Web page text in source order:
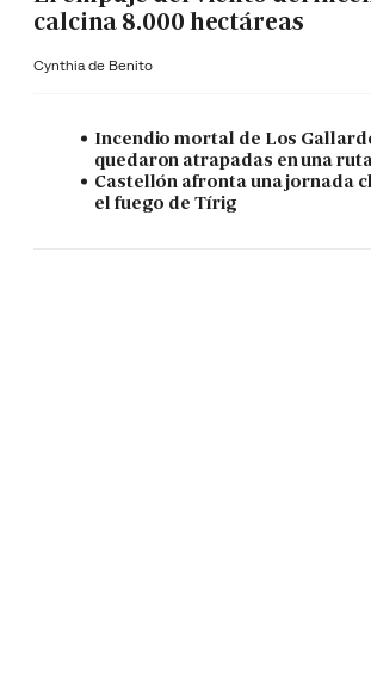
calcina 8.000 hectáreas
Cynthia de Benito
Incendio mortal de Los
quedaron atrapadas en una
Castellón afronta una jornada
el fuego de Tírig